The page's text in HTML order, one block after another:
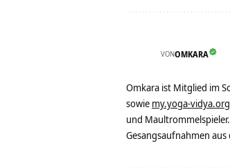
VONOMKARA
Omkara ist Mitglied im
sowie my.yoga-vidya.org
und
Gesangsaufnahmen